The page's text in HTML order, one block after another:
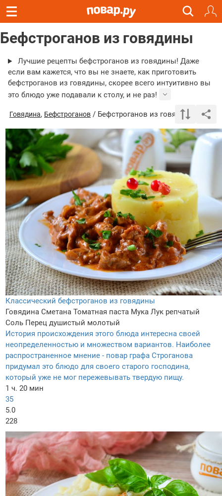
Бефстроганов из говядины
Лучшие рецепты бефстроганов из говядины! Даже
если вам кажется, что вы не знаете, как приготовить
бефстроганов из говядины, скорее всего интуитивно вы
это блюдо уже подавали к столу, и не раз!
Говядина, Бефстроганов / Бефстроганов из говядины
Классический бефстроганов из говядины
Говядина Сметана Томатная паста Мука Лук репчатый
Соль Перец душистый молотый
История происхождения этого блюда интересна своей
неопределенностью и множеством вариантов. Наиболее
распространенное мнение - повар графа Строганова
придумал это блюдо для своего старого господина,
который уже не мог пережевывать твердую пищу.
1 ч. 20 мин
35
5.0
228